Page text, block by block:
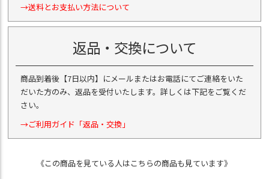
→送料とお支払い方法について
返品・交換について
商品到着後【7日以内】にメールまたはお電話にてご連絡をいた
だいた方のみ、返品を受付いたします。詳しくは下記をご覧くだ
さい。
→ご利用ガイド「返品・交換」
《この商品を見ている人はこちらの商品も見ています》